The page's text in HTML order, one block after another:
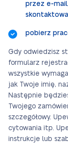
przez e-
pobierz
Gdy odwiedzisz
formularz
wszystkie
jak Twoje imię,
Następnie
Twojego
szczegółowy.
cytowania itp.
instrukcje lub